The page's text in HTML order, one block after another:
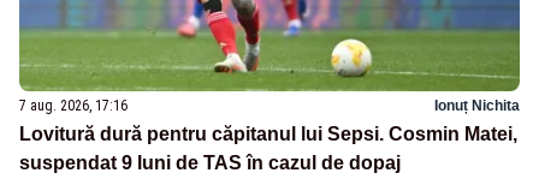
7 aug. 2026, 17:16 Ionuț Nichita
Lovitură dură pentru căpitanul lui Sepsi. Cosmin Matei,
suspendat 9 luni de TAS în cazul de dopaj